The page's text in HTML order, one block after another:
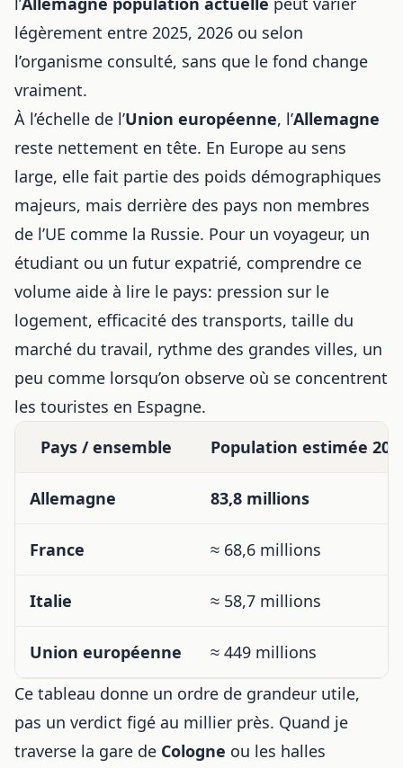
légèrement entre 2025, 2026 ou selon
l’organisme consulté, sans que le fond change
vraiment.
À l’échelle de l’Union européenne, l’Allemagne
reste nettement en tête. En Europe au sens
large, elle fait partie des poids démographiques
majeurs, mais derrière des pays non membres
de l’UE comme la Russie. Pour un voyageur, un
étudiant ou un futur expatrié, comprendre ce
volume aide à lire le pays: pression sur le
logement, efficacité des transports, taille du
marché du travail, rythme des grandes villes, un
peu comme lorsqu’on observe où se concentrent
les touristes en Espagne.
Pays / ensemble
Population estimée
Allemagne 83,8 millions
France ≈ 68,6 millions
Italie ≈ 58,7 millions
Union européenne
≈ 449 millions
Ce tableau donne un ordre de grandeur utile,
pas un verdict figé au millier près. Quand je
traverse la gare de Cologne ou les halles